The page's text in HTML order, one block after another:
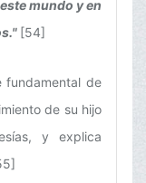
mundo y en
[54]
fundamental de
de su hijo
y explica